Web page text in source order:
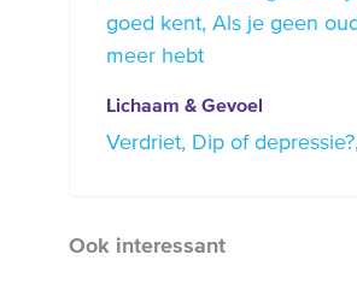
goed kent Als je geen
meer hebt
Lichaam & Gevoel
Verdriet Dip of depressie?
Ook interessant